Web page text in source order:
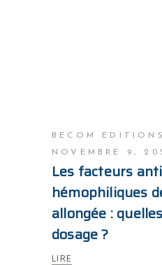
BECOM EDITIONS
NOVEMBRE 9,
Les facteurs
hémophiliques
allongée :
dosage ?
LIRE